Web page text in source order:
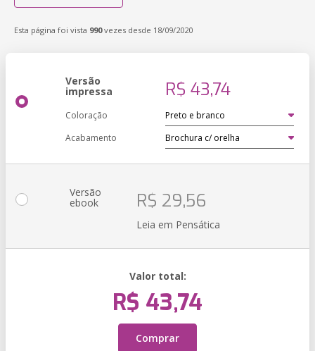
Esta página foi vista 990vezes desde 18/09/2020
Versão
impressa R$ 43,74
Coloração
Acabamento
Versão
ebook R$ 29,56
Leia em Pensática
Valor total:
R$ 43,74
Comprar